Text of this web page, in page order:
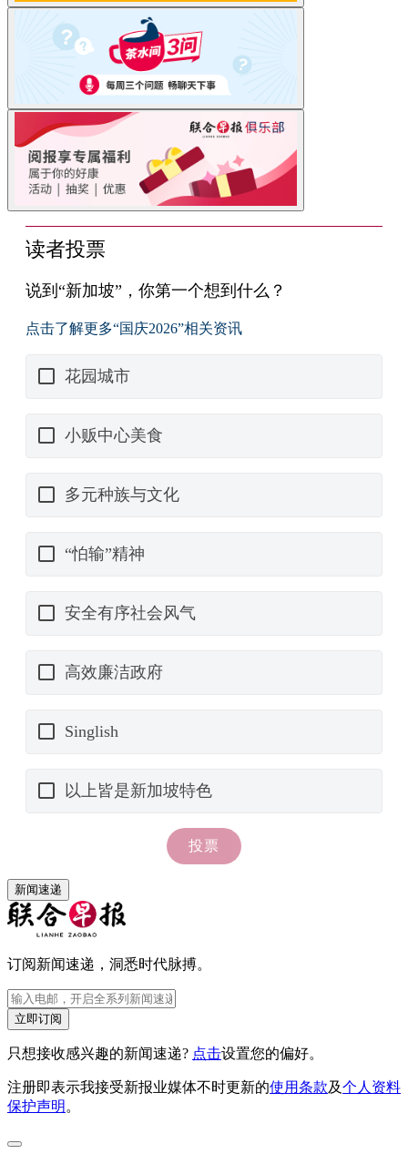
新闻速递
订阅新闻速递，洞悉时代脉搏。
立即订阅
只想接收感兴趣的新闻速递? 点击设置您的偏好。
注册即表示我接受新报业媒体不时更新的使用条款及个人资料
保护声明 。